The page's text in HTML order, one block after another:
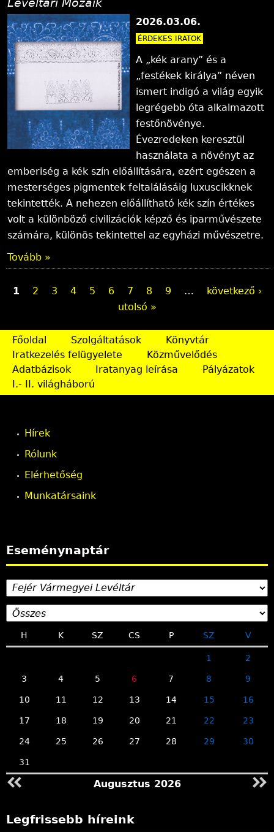
Levéltári Mozaik
2026.03.06.
ÉRDEKES IRATOK
A „kék arany” és a
„festékek királya” néven
ismert indigó a világ egyik
legrégebb óta alkalmazott
festőnövénye.
Évezredeken keresztül
használata a növényt az
emberiség a kék szín előállítására, ezért egészen a
mesterséges pigmentek feltalálásáig luxuscikknek
tekintették. A nehezen előállítható kék szín értékes
volt a különböző civilizációk képző és iparművészete
számára, különös tekintettel az egyházi művészetre.
Tovább »
O
d
a
1 2 3 4 5 6 7 8 9 …
következő ›
utolsó »
Főoldal Szolgáltatások
Könyvtár
Iratkezelés felügyelete
Közművelődés
Adatbázisok
Iratanyag leírása
Pályázatok
I.- II. világháború
Hírek
Rólunk
Elérhetőség
Munkatársaink
Eseménynaptár
H K SZ CS P SZ V
1 2
3 4 5 6 7 8 9
10 11 12 13 14 15 16
17 18 19 20 21 22 23
24 25 26 27 28 29 30
31
Augusztus 2026
Legfrissebb híreink